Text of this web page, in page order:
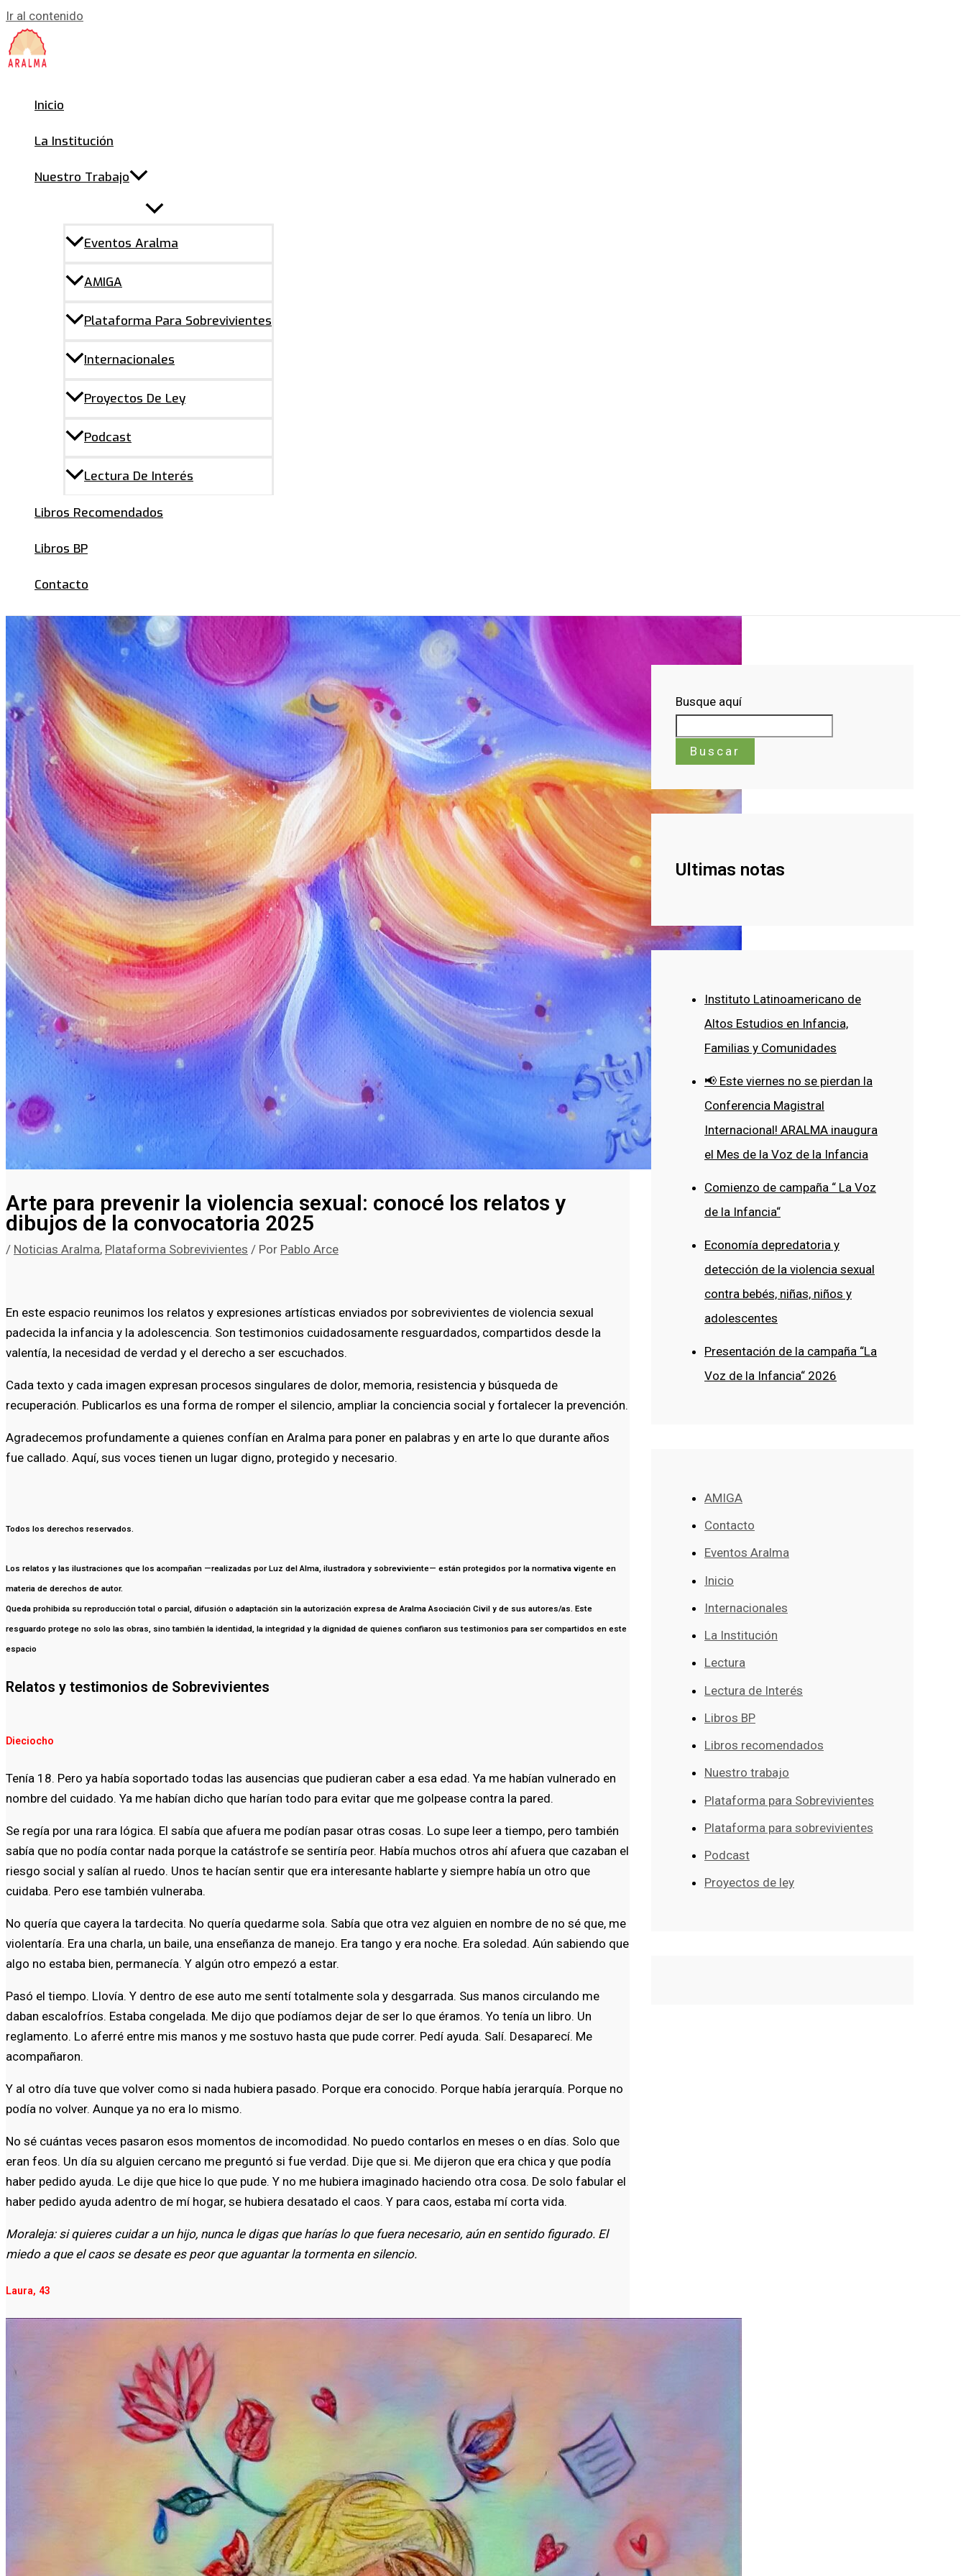
Ir al contenido
Inicio
La Institución
Nuestro Trabajo
Eventos Aralma
AMIGA
Plataforma Para Sobrevivientes
Internacionales
Proyectos De Ley
Podcast
Lectura De Interés
Libros Recomendados
Libros BP
Contacto
Arte para prevenir la violencia sexual: conocé los relatos y
dibujos de la convocatoria 2025
/ Noticias Aralma, Plataforma Sobrevivientes / Por Pablo Arce
En este espacio reunimos los relatos y expresiones artísticas enviados por sobrevivientes de violencia sexual
padecida la infancia y la adolescencia. Son testimonios cuidadosamente resguardados, compartidos desde la
valentía, la necesidad de verdad y el derecho a ser escuchados.
Cada texto y cada imagen expresan procesos singulares de dolor, memoria, resistencia y búsqueda de
recuperación. Publicarlos es una forma de romper el silencio, ampliar la conciencia social y fortalecer la prevención.
Agradecemos profundamente a quienes confían en Aralma para poner en palabras y en arte lo que durante años
fue callado. Aquí, sus voces tienen un lugar digno, protegido y necesario.
Todos los derechos reservados.
Los relatos y las ilustraciones que los acompañan —realizadas por Luz del Alma, ilustradora y sobreviviente— están protegidos por la normativa vigente en
materia de derechos de autor.
Queda prohibida su reproducción total o parcial, difusión o adaptación sin la autorización expresa de Aralma Asociación Civil y de sus autores/as. Este
resguardo protege no solo las obras, sino también la identidad, la integridad y la dignidad de quienes confiaron sus testimonios para ser compartidos en este
espacio
Relatos y testimonios de Sobrevivientes
Dieciocho
Tenía 18. Pero ya había soportado todas las ausencias que pudieran caber a esa edad. Ya me habían vulnerado en
nombre del cuidado. Ya me habían dicho que harían todo para evitar que me golpease contra la pared.
Se regía por una rara lógica. El sabía que afuera me podían pasar otras cosas. Lo supe leer a tiempo, pero también
sabía que no podía contar nada porque la catástrofe se sentiría peor. Había muchos otros ahí afuera que cazaban el
riesgo social y salían al ruedo. Unos te hacían sentir que era interesante hablarte y siempre había un otro que
cuidaba. Pero ese también vulneraba.
No quería que cayera la tardecita. No quería quedarme sola. Sabía que otra vez alguien en nombre de no sé que, me
violentaría. Era una charla, un baile, una enseñanza de manejo. Era tango y era noche. Era soledad. Aún sabiendo que
algo no estaba bien, permanecía. Y algún otro empezó a estar.
Pasó el tiempo. Llovía. Y dentro de ese auto me sentí totalmente sola y desgarrada. Sus manos circulando me
daban escalofríos. Estaba congelada. Me dijo que podíamos dejar de ser lo que éramos. Yo tenía un libro. Un
reglamento. Lo aferré entre mis manos y me sostuvo hasta que pude correr. Pedí ayuda. Salí. Desaparecí. Me
acompañaron.
Y al otro día tuve que volver como si nada hubiera pasado. Porque era conocido. Porque había jerarquía. Porque no
podía no volver. Aunque ya no era lo mismo.
No sé cuántas veces pasaron esos momentos de incomodidad. No puedo contarlos en meses o en días. Solo que
eran feos. Un día su alguien cercano me preguntó si fue verdad. Dije que si. Me dijeron que era chica y que podía
haber pedido ayuda. Le dije que hice lo que pude. Y no me hubiera imaginado haciendo otra cosa. De solo fabular el
haber pedido ayuda adentro de mí hogar, se hubiera desatado el caos. Y para caos, estaba mí corta vida.
Moraleja: si quieres cuidar a un hijo, nunca le digas que harías lo que fuera necesario, aún en sentido figurado. El
miedo a que el caos se desate es peor que aguantar la tormenta en silencio.
Laura, 43
Busque aquí
Buscar
Ultimas notas
Instituto Latinoamericano de
Altos Estudios en Infancia,
Familias y Comunidades
📢 Este viernes no se pierdan la
Conferencia Magistral
Internacional! ARALMA inaugura
el Mes de la Voz de la Infancia
Comienzo de campaña “ La Voz
de la Infancia“
Economía depredatoria y
detección de la violencia sexual
contra bebés, niñas, niños y
adolescentes
Presentación de la campaña “La
Voz de la Infancia“ 2026
AMIGA
Contacto
Eventos Aralma
Inicio
Internacionales
La Institución
Lectura
Lectura de Interés
Libros BP
Libros recomendados
Nuestro trabajo
Plataforma para Sobrevivientes
Plataforma para sobrevivientes
Podcast
Proyectos de ley